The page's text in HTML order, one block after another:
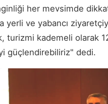
her mevsimde
yerli ve yabancı
turizmi kademeli olarak
güçlendirebiliriz" dedi.